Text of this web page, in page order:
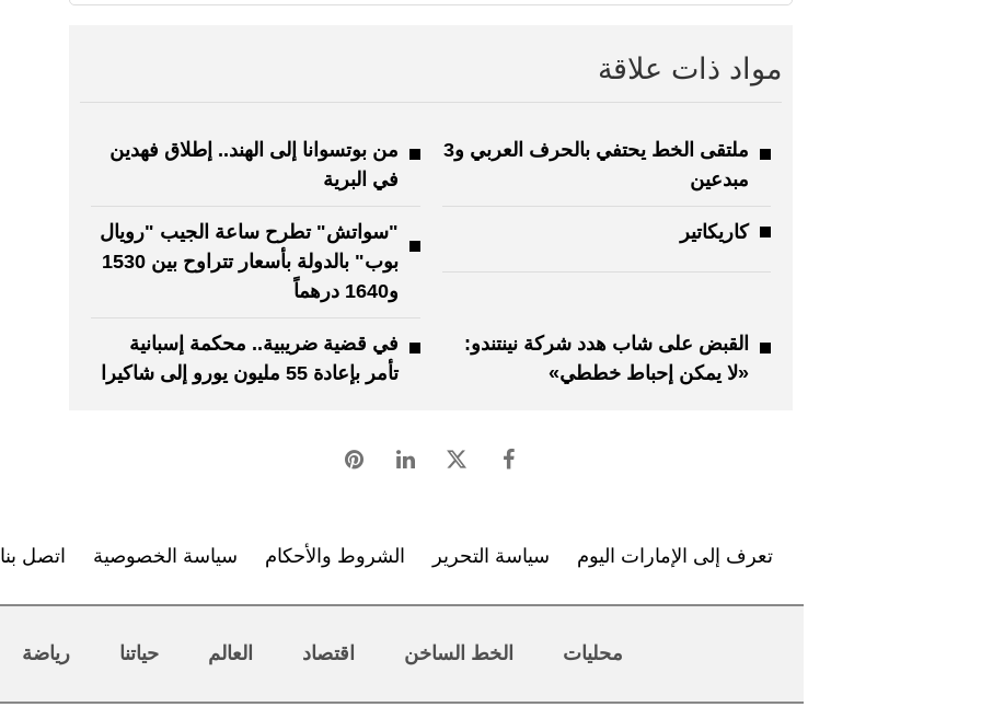
مواد ذات علاقة
ملتقى الخط يحتفي بالحرف العربي و3
مبدعين
من بوتسوانا إلى الهند.. إطلاق فهدين
في البرية
كاريكاتير
"سواتش" تطرح ساعة الجيب "رويال
بوب" بالدولة بأسعار تتراوح بين 1530
و1640 درهماً
القبض على شاب هدد شركة نينتندو:
«لا يمكن إحباط خططي»
في قضية ضريبية.. محكمة إسبانية
تأمر بإعادة 55 مليون يورو إلى شاكيرا
تعرف إلى الإمارات اليوم سياسة التحرير الشروط والأحكام سياسة الخصوصية اتصل بنا
محليات الخط الساخن اقتصاد العالم حياتنا رياضة